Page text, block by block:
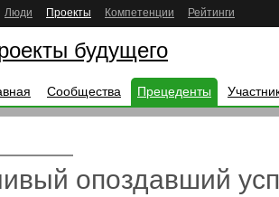
Люди Проекты Компетенции Рейтинги
будущего
Сообщества Прецеденты
опоздавший